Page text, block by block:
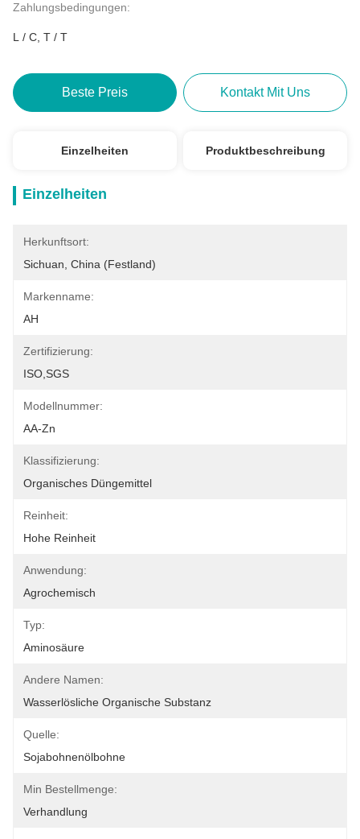
Zahlungsbedingungen:
L / C, T / T
Beste Preis Kontakt Mit Uns
Einzelheiten Produktbeschreibung
Einzelheiten
Herkunftsort:
Sichuan, China (Festland)
Markenname:
AH
Zertifizierung:
ISO,SGS
Modellnummer:
AA-Zn
Klassifizierung:
Organisches Düngemittel
Reinheit:
Hohe Reinheit
Anwendung:
Agrochemisch
Typ:
Aminosäure
Andere Namen:
Wasserlösliche Organische Substanz
Quelle:
Sojabohnenölbohne
Min Bestellmenge:
Verhandlung